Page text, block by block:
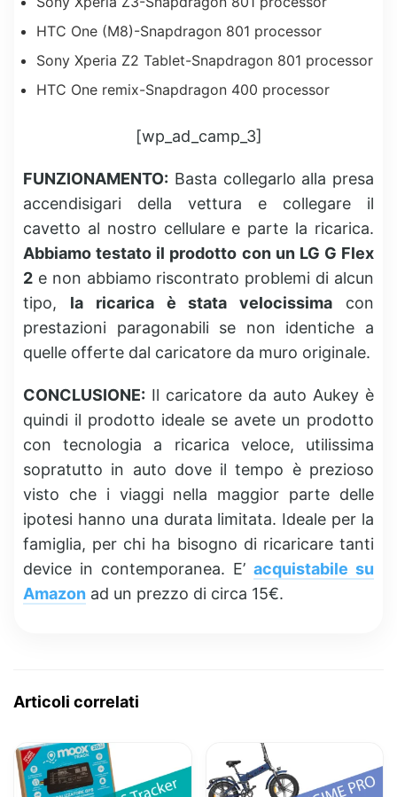
HTC One (M8)-Snapdragon 801 processor
Sony Xperia Z2 Tablet-Snapdragon 801 processor
HTC One remix-Snapdragon 400 processor
[wp_ad_camp_3]
FUNZIONAMENTO: Basta collegarlo alla presa
accendisigari della vettura e collegare il
cavetto al nostro cellulare e parte la ricarica.
Abbiamo testato il prodotto con un LG G Flex
2 e non abbiamo riscontrato problemi di alcun
tipo, la ricarica è stata velocissima con
prestazioni paragonabili se non identiche a
quelle offerte dal caricatore da muro originale.
CONCLUSIONE: Il caricatore da auto Aukey è
quindi il prodotto ideale se avete un prodotto
con tecnologia a ricarica veloce, utilissima
sopratutto in auto dove il tempo è prezioso
visto che i viaggi nella maggior parte delle
ipotesi hanno una durata limitata. Ideale per la
famiglia, per chi ha bisogno di ricaricare tanti
device in contemporanea. E’ acquistabile su
Amazon ad un prezzo di circa 15€.
Articoli correlati